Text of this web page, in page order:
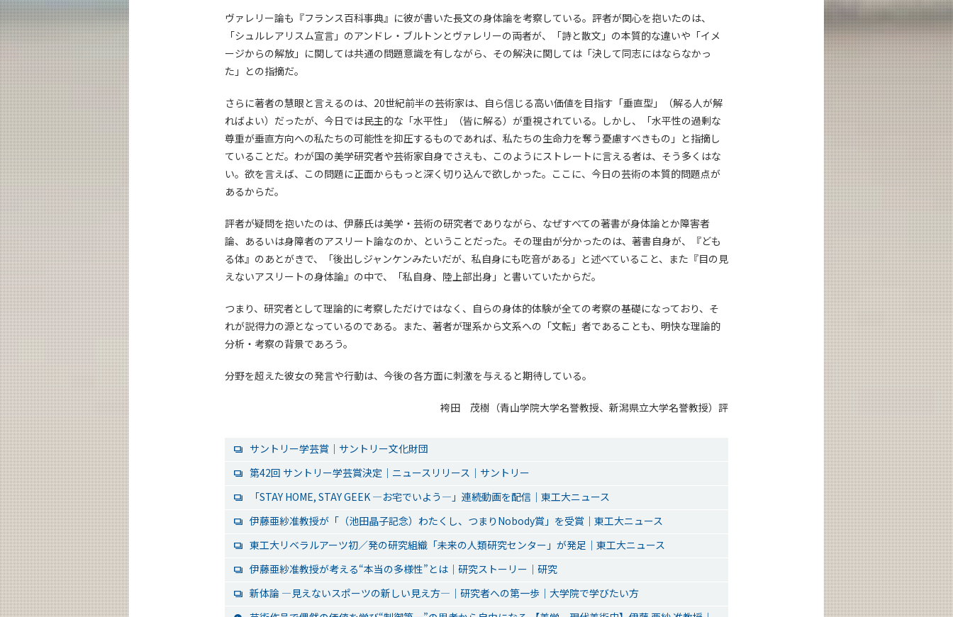
ヴァレリー論も『フランス百科事典』に彼が書いた長文の身体論を考察している。評者が関心を抱いたのは、
「シュルレアリスム宣言」のアンドレ・ブルトンとヴァレリーの両者が、「詩と散文」の本質的な違いや「イメ
ージからの解放」に関しては共通の問題意識を有しながら、その解決に関しては「決して同志にはならなかっ
た」との指摘だ。
さらに著者の慧眼と言えるのは、20世紀前半の芸術家は、自ら信じる高い価値を目指す「垂直型」（解る人が解
ればよい）だったが、今日では民主的な「水平性」（皆に解る）が重視されている。しかし、「水平性の過剰な
尊重が垂直方向への私たちの可能性を抑圧するものであれば、私たちの生命力を奪う憂慮すべきもの」と指摘し
ていることだ。わが国の美学研究者や芸術家自身でさえも、このようにストレートに言える者は、そう多くはな
い。欲を言えば、この問題に正面からもっと深く切り込んで欲しかった。ここに、今日の芸術の本質的問題点が
あるからだ。
評者が疑問を抱いたのは、伊藤氏は美学・芸術の研究者でありながら、なぜすべての著書が身体論とか障害者
論、あるいは身障者のアスリート論なのか、ということだった。その理由が分かったのは、著書自身が、『ども
る体』のあとがきで、「後出しジャンケンみたいだが、私自身にも吃音がある」と述べていること、また『目の見
えないアスリートの身体論』の中で、「私自身、陸上部出身」と書いていたからだ。
つまり、研究者として理論的に考察しただけではなく、自らの身体的体験が全ての考察の基礎になっており、そ
れが説得力の源となっているのである。また、著者が理系から文系への「文転」者であることも、明快な理論的
分析・考察の背景であろう。
分野を超えた彼女の発言や行動は、今後の各方面に刺激を与えると期待している。
袴田 茂樹（青山学院大学名誉教授、新潟県立大学名誉教授）評
サントリー学芸賞｜サントリー文化財団
第42回 サントリー学芸賞決定｜ニュースリリース｜サントリー
「STAY HOME, STAY GEEK ―お宅でいよう―」連続動画を配信｜東工大ニュース
伊藤亜紗准教授が「（池田晶子記念）わたくし、つまりNobody賞」を受賞｜東工大ニュース
東工大リベラルアーツ初／発の研究組織「未来の人類研究センター」が発足｜東工大ニュース
伊藤亜紗准教授が考える“本当の多様性”とは｜研究ストーリー｜研究
新体論 ―見えないスポーツの新しい見え方―｜研究者への第一歩｜大学院で学びたい方